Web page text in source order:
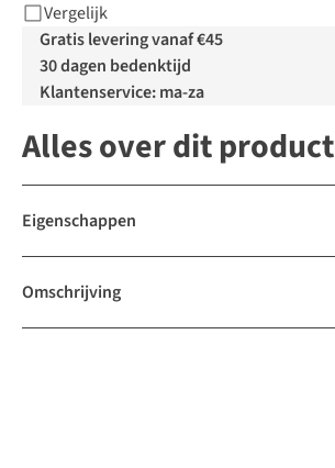
Vergelijk
Gratis levering vanaf €45
30 dagen bedenktijd
Klantenservice: ma-za
Alles over dit product
Eigenschappen
Omschrijving